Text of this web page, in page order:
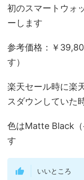
初のスマートウォ
ーします
参考価格：￥
す）
楽天セール時に楽
スダウンしていた
色はMatte Black
す
いいところ